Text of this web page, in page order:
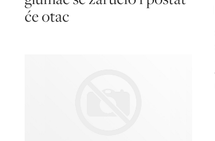
će otac